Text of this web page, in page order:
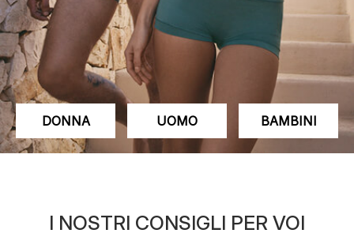
DONNA UOMO BAMBINI
I NOSTRI CONSIGLI PER VOI